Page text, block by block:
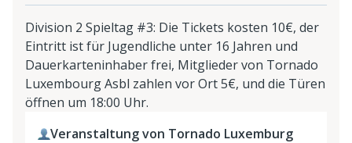
Division 2 Spieltag #3: Die Tickets kosten 10€, der
Eintritt ist für Jugendliche unter 16 Jahren und
Dauerkarteninhaber frei, Mitglieder von Tornado
Luxembourg Asbl zahlen vor Ort 5€, und die Türen
öffnen um 18:00 Uhr.
Veranstaltung von Tornado Luxemburg